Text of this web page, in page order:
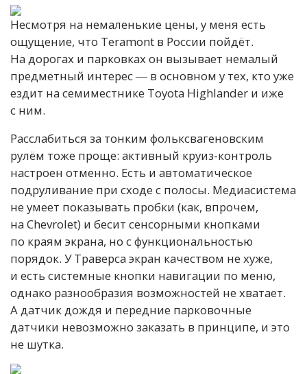
Несмотря на немаленькие цены, у меня есть
ощущение, что Teramont в России пойдёт.
На дорогах и парковках он вызывает немалый
предметный интерес ― в основном у тех, кто уже
ездит на семиместнике Toyota Highlander и иже
с ним.
Расслабиться за тонким фольксвагеновским
рулём тоже проще: активный круиз-контроль
настроен отменно. Есть и автоматическое
подруливание при сходе с полосы. Медиасистема
не умеет показывать пробки (как, впрочем,
на Chevrolet) и бесит сенсорными кнопками
по краям экрана, но с функциональностью
порядок. У Траверса экран качеством не хуже,
и есть системные кнопки навигации по меню,
однако разнообразия возможностей не хватает.
А датчик дождя и передние парковочные
датчики невозможно заказать в принципе, и это
не шутка.